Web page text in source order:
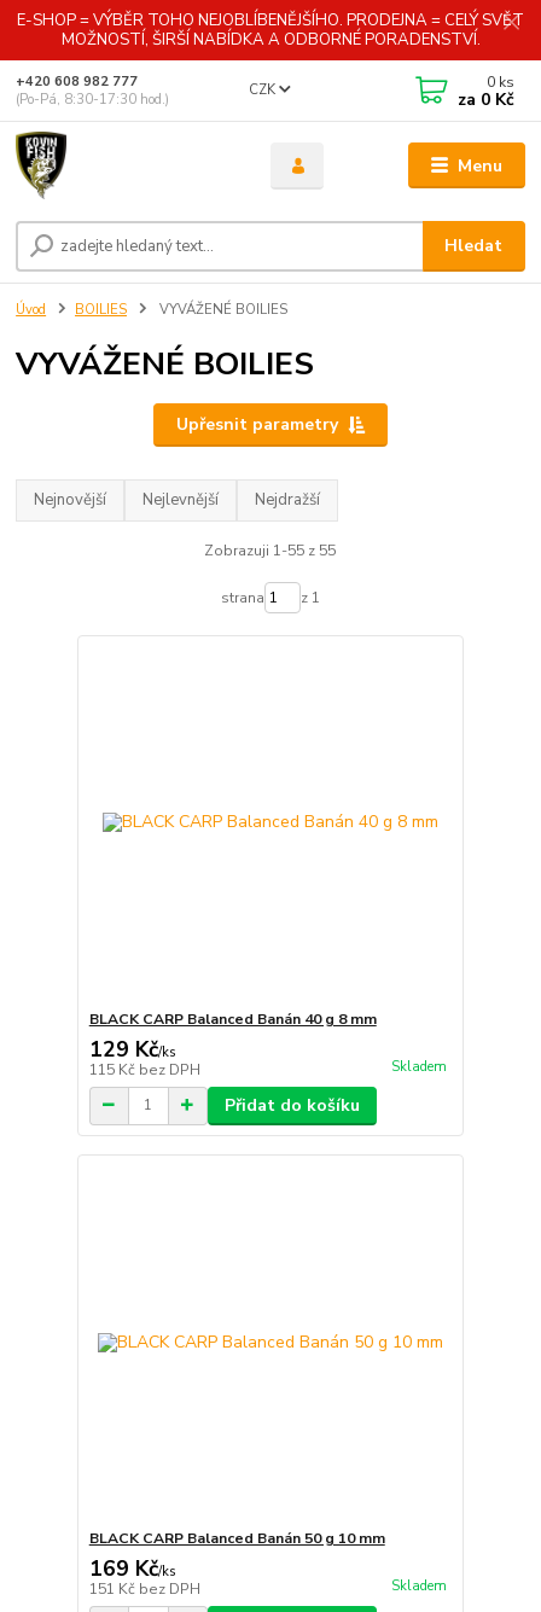
E-SHOP = VÝBĚR TOHO NEJOBLÍBENĚJŠÍHO. PRODEJNA = CELÝ SVĚT
MOŽNOSTÍ, ŠIRŠÍ NABÍDKA A ODBORNÉ PORADENSTVÍ.
Menu
CZK
Hledat
+420 608 982 777
(Po-Pá, 8:30-17:30 hod.)
0 ks
za 0 Kč
Úvod BOILIES VYVÁŽENÉ BOILIES
VYVÁŽENÉ BOILIES
Upřesnit parametry
Nejnovější Nejlevnější Nejdražší
Zobrazuji 1-55 z 55
strana z 1
BLACK CARP Balanced Banán 40 g 8 mm
129 Kč/ks
115 Kč bez DPH Skladem
Přidat do košíku
BLACK CARP Balanced Banán 50 g 10 mm
169 Kč/ks
151 Kč bez DPH Skladem